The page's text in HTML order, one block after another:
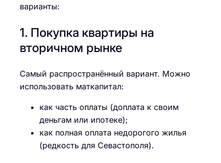
варианты:
1. Покупка квартиры на
вторичном рынке
Самый распространённый вариант. Можно
использовать маткапитал:
как часть оплаты (доплата к своим
деньгам или ипотеке);
как полная оплата недорогого жилья
(редкость для Севастополя).